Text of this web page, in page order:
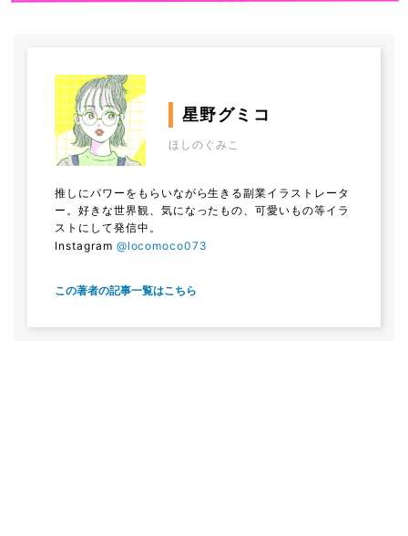
星野グミコ
ほしのぐみこ
推しにパワーをもらいながら生きる副業イラストレータ
ー。好きな世界観、気になったもの、可愛いもの等イラ
ストにして発信中。
Instagram @locomoco073
この著者の記事一覧はこちら